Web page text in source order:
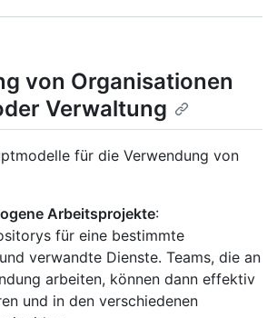
von Organisationen
Verwaltung
für die Verwendung von
Arbeitsprojekte:
für eine bestimmte
verwandte Dienste. Teams, die an
arbeiten, können dann effektiv
und in den verschiedenen